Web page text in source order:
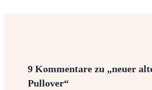
9 Kommentare zu „neuer
Pullover“